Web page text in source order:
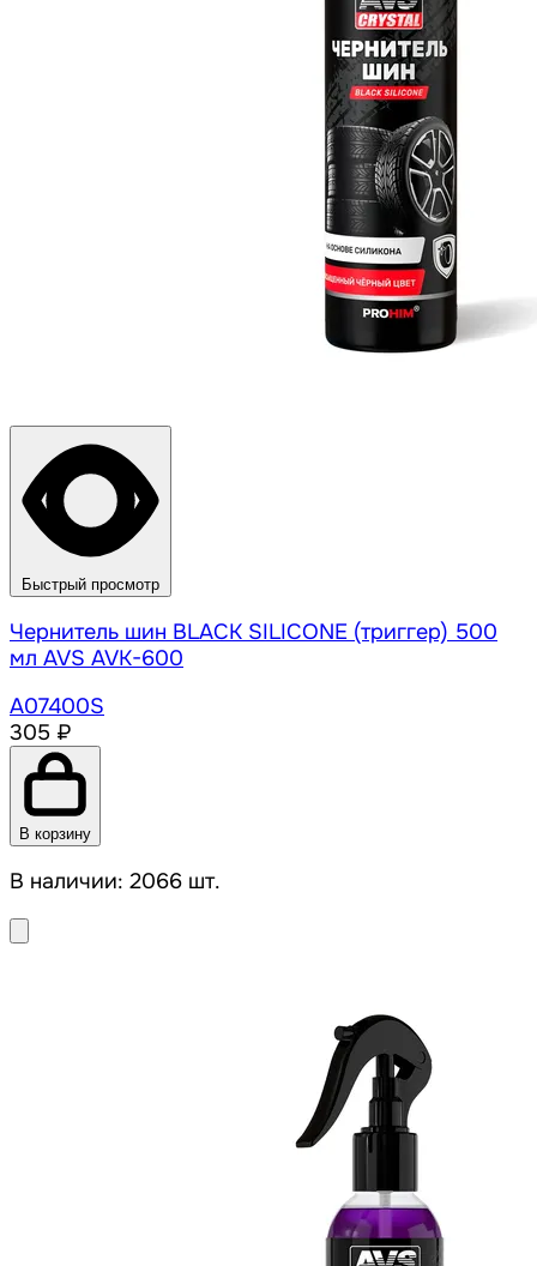
Быстрый просмотр
Чернитель шин BLACK SILICONE (триггер) 500
мл AVS AVK-600
A07400S
305 ₽
В корзину
В наличии: 2066 шт.